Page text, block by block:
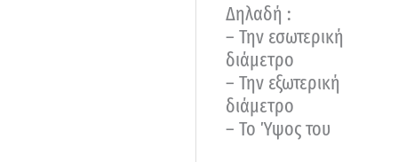
Δηλαδή :
– Την εσωτερική
διάμετρο
– Την εξωτερική
διάμετρο
– Το Ύψος του